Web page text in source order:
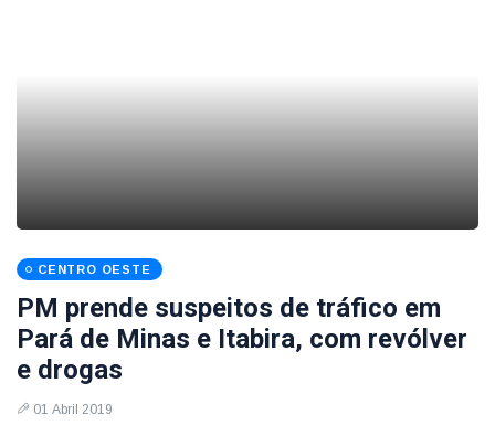
CENTRO OESTE
PM prende suspeitos de tráfico em
Pará de Minas e Itabira, com revólver
e drogas
01 Abril 2019